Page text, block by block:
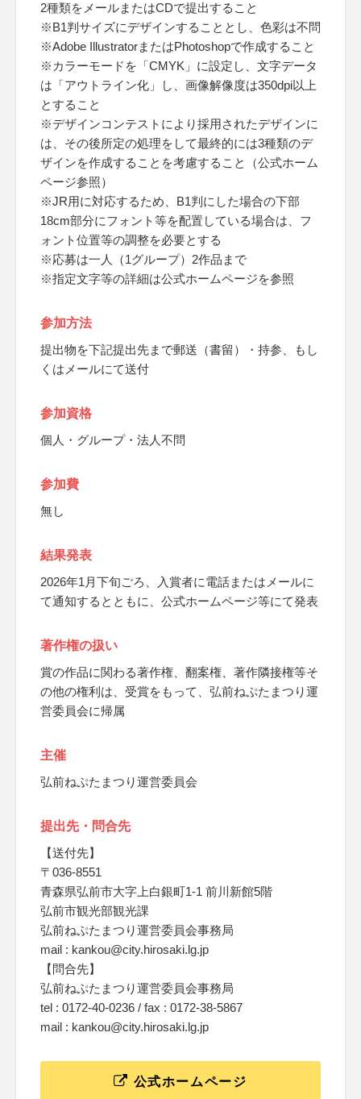
2種類をメールまたはCDで提出すること
※B1判サイズにデザインすることとし、色彩は不問
※Adobe IllustratorまたはPhotoshopで作成すること
※カラーモードを「CMYK」に設定し、文字データ
は「アウトライン化」し、画像解像度は350dpi以上
とすること
※デザインコンテストにより採用されたデザインに
は、その後所定の処理をして最終的には3種類のデ
ザインを作成することを考慮すること（公式ホーム
ページ参照）
※JR用に対応するため、B1判にした場合の下部
18cm部分にフォント等を配置している場合は、フ
ォント位置等の調整を必要とする
※応募は一人（1グループ）2作品まで
※指定文字等の詳細は公式ホームページを参照
参加方法
提出物を下記提出先まで郵送（書留）・持参、もし
くはメールにて送付
参加資格
個人・グループ・法人不問
参加費
無し
結果発表
2026年1月下旬ごろ、入賞者に電話またはメールに
て通知するとともに、公式ホームページ等にて発表
著作権の扱い
賞の作品に関わる著作権、翻案権、著作隣接権等そ
の他の権利は、受賞をもって、弘前ねぷたまつり運
営委員会に帰属
主催
弘前ねぷたまつり運営委員会
提出先・問合先
【送付先】
〒036-8551
青森県弘前市大字上白銀町1-1 前川新館5階
弘前市観光部観光課
弘前ねぷたまつり運営委員会事務局
mail : kankou@city.hirosaki.lg.jp
【問合先】
弘前ねぷたまつり運営委員会事務局
tel : 0172-40-0236 / fax : 0172-38-5867
mail : kankou@city.hirosaki.lg.jp
公式ホームページ